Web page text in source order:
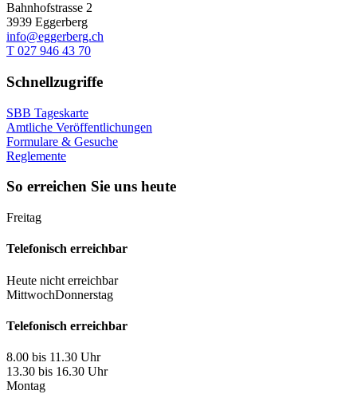
Bahnhofstrasse 2
3939 Eggerberg
info@eggerberg.ch
T 027 946 43 70
Schnellzugriffe
SBB Tageskarte
Amtliche Veröffentlichungen
Formulare & Gesuche
Reglemente
So erreichen Sie uns heute
Freitag
Telefonisch erreichbar
Heute nicht erreichbar
MittwochDonnerstag
Telefonisch erreichbar
8.00 bis 11.30 Uhr
13.30 bis 16.30 Uhr
Montag